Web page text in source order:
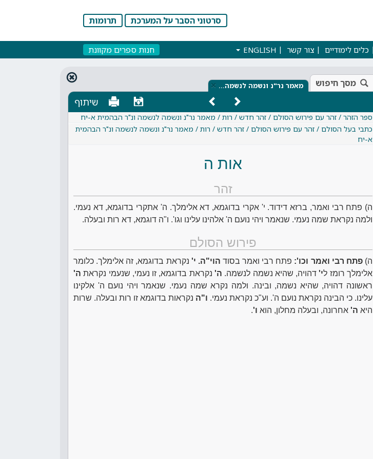
סרטוני הסבר על המערכת תרומות
כלים לימודיים צור קשר ENGLISH חנות ספרים מקוונת
מסך חיפוש מאמר נר"נ ונשמה לנשמה… ×
שיתוף
ספר הזהר / זהר עם פירוש הסולם / זהר חדש / רות / מאמר נר"נ ונשמה לנשמה ונ"ר הבהמית א-יח
כתבי בעל הסולם / זהר עם פירוש הסולם / זהר חדש / רות / מאמר נר"נ ונשמה לנשמה ונ"ר הבהמית
א-יח
אות ה
זהר
ה) פתח רבי ואמר, ברזא דידוד. י' אקרי בדוגמא, דא אלימלך. ה' אתקרי בדוגמא, דא נעמי.
ולמה נקראת שמה נעמי. שנאמר ויהי נועם ה' אלהינו עלינו וגו'. ו"ה דוגמא, דא רות ובעלה.
פירוש הסולם
ה)פתח רבי ואמר וכו': פתח רבי ואמר בסוד הוי"ה. י' נקראת בדוגמא, זה אלימלך. כלומר
אלימלך רומז לי'דהויה, שהיא נשמה לנשמה. ה' נקראת בדוגמא, זו נעמי, שנעמי נקראת ה'
ראשונה דהויה, שהיא נשמה, ובינה. ולמה נקרא שמה נעמי. שנאמר ויהי נועם ה' אלקינו
עלינו. כי הבינה נקראת נועם ה'. וע"כ נקראת נעמי. ו"ה נקראות בדוגמא זו רות ובעלה. שרות
היא ה' אחרונה, ובעלה מחלון, הוא ו'.